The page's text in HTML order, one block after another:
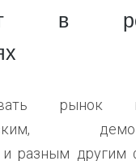
в
и разным другим